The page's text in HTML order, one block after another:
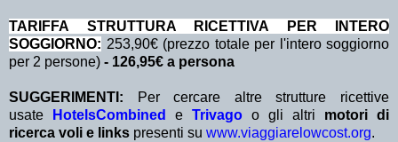
TA RIFFA STRUTTURA RICETTIVA PER INTERO
SOGGIORNO: 253,90€ (prezzo totale per l'intero soggiorno
per 2 persone) - 126,95€ a persona
SUGGERIMENTI: Per cercare altre strutture ricettive
usate
HotelsCombined e Trivago o gli altri motori di
ricerca voli e links presenti su www.viaggiarelowcost.org.